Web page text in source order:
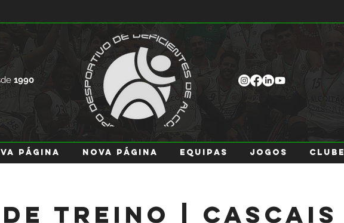
1990
página Nova página EQUIPAS JOGOS CLUBE
Treino | Cascais